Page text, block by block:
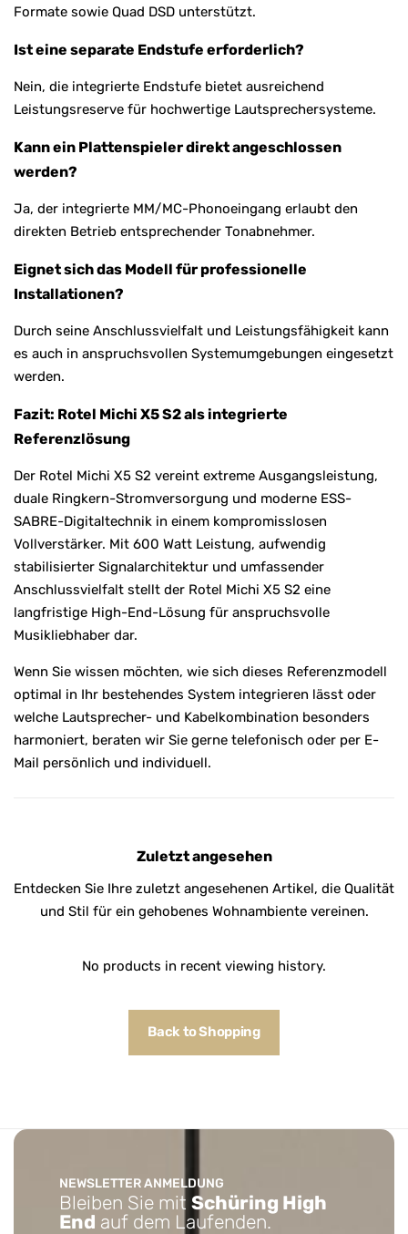
Formate sowie Quad DSD unterstützt.
Ist eine separate Endstufe erforderlich?
Nein, die integrierte Endstufe bietet ausreichend
Leistungsreserve für hochwertige Lautsprechersysteme.
Kann ein Plattenspieler direkt angeschlossen
werden?
Ja, der integrierte MM/MC-Phonoeingang erlaubt den
direkten Betrieb entsprechender Tonabnehmer.
Eignet sich das Modell für professionelle
Installationen?
Durch seine Anschlussvielfalt und Leistungsfähigkeit kann
es auch in anspruchsvollen Systemumgebungen eingesetzt
werden.
Fazit: Rotel Michi X5 S2 als integrierte
Referenzlösung
Der Rotel Michi X5 S2 vereint extreme Ausgangsleistung,
duale Ringkern-Stromversorgung und moderne ESS-
SABRE-Digitaltechnik in einem kompromisslosen
Vollverstärker. Mit 600 Watt Leistung, aufwendig
stabilisierter Signalarchitektur und umfassender
Anschlussvielfalt stellt der Rotel Michi X5 S2 eine
langfristige High-End-Lösung für anspruchsvolle
Musikliebhaber dar.
Wenn Sie wissen möchten, wie sich dieses Referenzmodell
optimal in Ihr bestehendes System integrieren lässt oder
welche Lautsprecher- und Kabelkombination besonders
harmoniert, beraten wir Sie gerne telefonisch oder per E-
Mail persönlich und individuell.
Zuletzt angesehen
Entdecken Sie Ihre zuletzt angesehenen Artikel, die Qualität
und Stil für ein gehobenes Wohnambiente vereinen.
No products in recent viewing history.
Back to Shopping
NEWSLETTER ANMELDUNG
Bleiben Sie mit Schüring High
End auf dem Laufenden.